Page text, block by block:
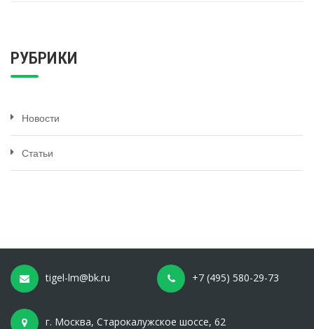
РУБРИКИ
Новости
Статьи
tigel-lm@bk.ru +7 (495) 580-29-73
г. Москва, Старокалужское шоссе, 62